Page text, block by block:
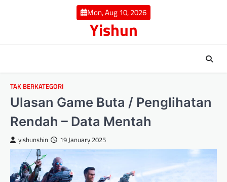
Mon, Aug 10, 2026
Yishun
TAK BERKATEGORI
Ulasan Game Buta / Penglihatan
Rendah – Data Mentah
yishunshin 19 January 2025